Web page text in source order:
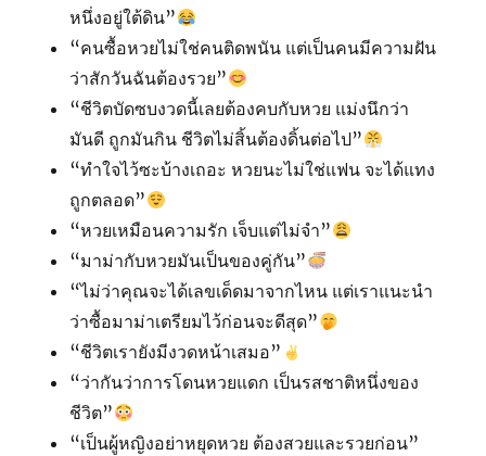
หนึ่งอยู่ใต้ดิน”
“คนซื้อหวยไม่ใช่คนติดพนัน แต่เป็นคนมีความฝัน
ว่าสักวันฉันต้องรวย”
“ชีวิตบัดซบงวดนี้เลยต้องคบกับหวย แม่งนึกว่า
มันดี ถูกมันกิน ชีวิตไม่สิ้นต้องดิ้นต่อไป”
“ทำใจไว้ซะบ้างเถอะ หวยนะไม่ใช่แฟน จะได้แทง
ถูกตลอด”
“หวยเหมือนความรัก เจ็บแต่ไม่จำ”
“มาม่ากับหวยมันเป็นของคู่กัน”
“ไม่ว่าคุณจะได้เลขเด็ดมาจากไหน แต่เราแนะนำ
ว่าซื้อมาม่าเตรียมไว้ก่อนจะดีสุด”
“ชีวิตเรายังมีงวดหน้าเสมอ”
“ว่ากันว่าการโดนหวยแดก เป็นรสชาติหนึ่งของ
ชีวิต”
“เป็นผู้หญิงอย่าหยุดหวย ต้องสวยและรวยก่อน”